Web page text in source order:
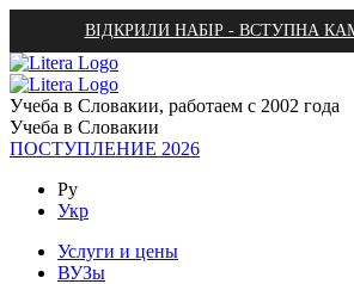
ВІДКРИЛИ НАБІР - ВСТУПНА
Учеба в Словакии, работаем с 2002 года
Учеба в Словакии
ПОСТУПЛЕНИЕ 2026
Ру
Укр
Услуги и цены
ВУЗы